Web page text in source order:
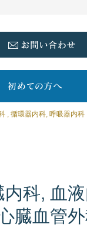
科, 血
臓血管